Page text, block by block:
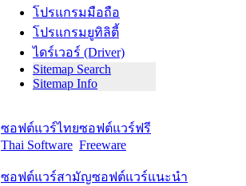
โปรแกรมมือถือ
โปรแกรมยูทิลิตี้
ไดร์เวอร์ (Driver)
Sitemap Search
Sitemap Info
ซอฟต์แวร์ไทย
Thai Software
ซอฟต์แวร์ฟรี
Freeware
ซอฟต์แวร์สามัญซอฟต์แวร์แนะนำ